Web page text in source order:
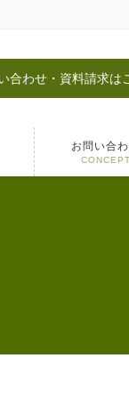
合わせ・資料請求は
お問い合
CONCEPT